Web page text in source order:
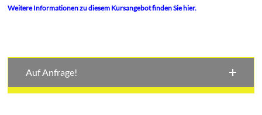
Weitere Informationen zu diesem Kursangebot finden Sie hier.
Auf Anfrage!